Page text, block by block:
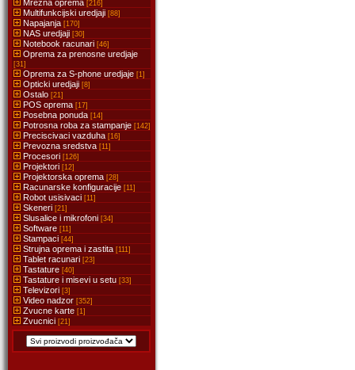
Mrezna oprema [216]
Multifunkcijski uredjaji [88]
Napajanja [170]
NAS uredjaji [30]
Notebook racunari [46]
Oprema za prenosne uredjaje
[31]
Oprema za S-phone uredjaje [1]
Opticki uredjaji [8]
Ostalo [21]
POS oprema [17]
Posebna ponuda [14]
Potrosna roba za stampanje [142]
Preciscivaci vazduha [16]
Prevozna sredstva [11]
Procesori [126]
Projektori [12]
Projektorska oprema [28]
Racunarske konfiguracije [11]
Robot usisivaci [11]
Skeneri [21]
Slusalice i mikrofoni [34]
Software [11]
Stampaci [44]
Strujna oprema i zastita [111]
Tablet racunari [23]
Tastature [40]
Tastature i misevi u setu [33]
Televizori [3]
Video nadzor [352]
Zvucne karte [1]
Zvucnici [21]